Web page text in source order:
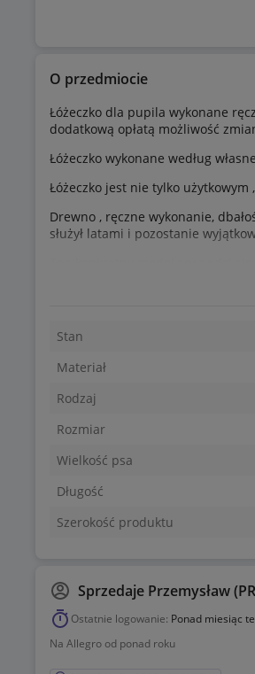
O przedmiocie
Łóżeczko dla pupila wykonane
dodatkową opłatą możliwość
Łóżeczko wykonane według
Łóżeczko jest nie tylko
Drewno , ręczne wykonanie,
służył latami i pozostanie
Wymiary łóżeczka:
Całkowity / siedziska
wys.: 47cm/12cm
Stan
Materiał
Rodzaj
Rozmiar
Wielkość psa
Długość
Szerokość produktu
Sprzedaje Przemysław
Ostatnie logowanie: Ponad miesiąc
Na Allegro od ponad roku